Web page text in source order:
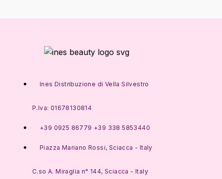
Ines Distribuzione di Vella Silvestro
P.Iva: 01678130814
+39 0925 86779 +39 338 5853440
Piazza Mariano Rossi, Sciacca - Italy
C.so A. Miraglia n° 144, Sciacca - Italy